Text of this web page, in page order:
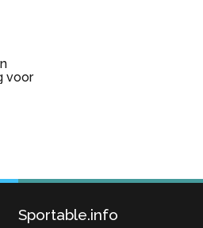
voor
Sportable.info